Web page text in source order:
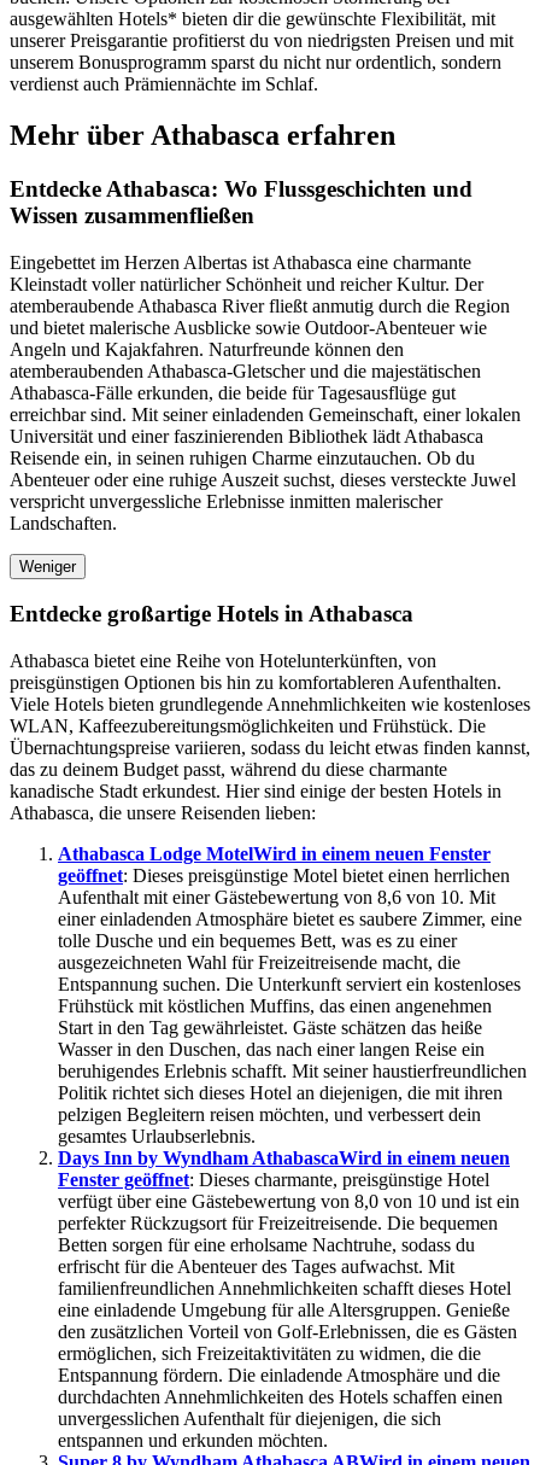
ausgewählten Hotels* bieten dir die gewünschte Flexibilität, mit
unserer Preisgarantie profitierst du von niedrigsten Preisen und mit
unserem Bonusprogramm sparst du nicht nur ordentlich, sondern
verdienst auch Prämiennächte im Schlaf.
Mehr über Athabasca erfahren
Entdecke Athabasca: Wo Flussgeschichten und
Wissen zusammenfließen
Eingebettet im Herzen Albertas ist Athabasca eine charmante
Kleinstadt voller natürlicher Schönheit und reicher Kultur. Der
atemberaubende Athabasca River fließt anmutig durch die Region
und bietet malerische Ausblicke sowie Outdoor-Abenteuer wie
Angeln und Kajakfahren. Naturfreunde können den
atemberaubenden Athabasca-Gletscher und die majestätischen
Athabasca-Fälle erkunden, die beide für Tagesausflüge gut
erreichbar sind. Mit seiner einladenden Gemeinschaft, einer lokalen
Universität und einer faszinierenden Bibliothek lädt Athabasca
Reisende ein, in seinen ruhigen Charme einzutauchen. Ob du
Abenteuer oder eine ruhige Auszeit suchst, dieses versteckte Juwel
verspricht unvergessliche Erlebnisse inmitten malerischer
Landschaften.
Weniger
Entdecke großartige Hotels in Athabasca
Athabasca bietet eine Reihe von Hotelunterkünften, von
preisgünstigen Optionen bis hin zu komfortableren Aufenthalten.
Viele Hotels bieten grundlegende Annehmlichkeiten wie kostenloses
WLAN, Kaffeezubereitungsmöglichkeiten und Frühstück. Die
Übernachtungspreise variieren, sodass du leicht etwas finden kannst,
das zu deinem Budget passt, während du diese charmante
kanadische Stadt erkundest. Hier sind einige der besten Hotels in
Athabasca, die unsere Reisenden lieben:
Athabasca Lodge MotelWird in einem neuen Fenster
geöffnet: Dieses preisgünstige Motel bietet einen herrlichen
Aufenthalt mit einer Gästebewertung von 8,6 von 10. Mit
einer einladenden Atmosphäre bietet es saubere Zimmer, eine
tolle Dusche und ein bequemes Bett, was es zu einer
ausgezeichneten Wahl für Freizeitreisende macht, die
Entspannung suchen. Die Unterkunft serviert ein kostenloses
Frühstück mit köstlichen Muffins, das einen angenehmen
Start in den Tag gewährleistet. Gäste schätzen das heiße
Wasser in den Duschen, das nach einer langen Reise ein
beruhigendes Erlebnis schafft. Mit seiner haustierfreundlichen
Politik richtet sich dieses Hotel an diejenigen, die mit ihren
pelzigen Begleitern reisen möchten, und verbessert dein
gesamtes Urlaubserlebnis.
Days Inn by Wyndham AthabascaWird in einem neuen
Fenster geöffnet: Dieses charmante, preisgünstige Hotel
verfügt über eine Gästebewertung von 8,0 von 10 und ist ein
perfekter Rückzugsort für Freizeitreisende. Die bequemen
Betten sorgen für eine erholsame Nachtruhe, sodass du
erfrischt für die Abenteuer des Tages aufwachst. Mit
familienfreundlichen Annehmlichkeiten schafft dieses Hotel
eine einladende Umgebung für alle Altersgruppen. Genieße
den zusätzlichen Vorteil von Golf-Erlebnissen, die es Gästen
ermöglichen, sich Freizeitaktivitäten zu widmen, die die
Entspannung fördern. Die einladende Atmosphäre und die
durchdachten Annehmlichkeiten des Hotels schaffen einen
unvergesslichen Aufenthalt für diejenigen, die sich
entspannen und erkunden möchten.